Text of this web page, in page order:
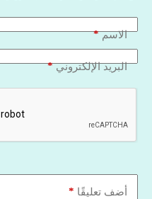
الاسم*
البريد الإلكتروني*
أضف تعليقًا *